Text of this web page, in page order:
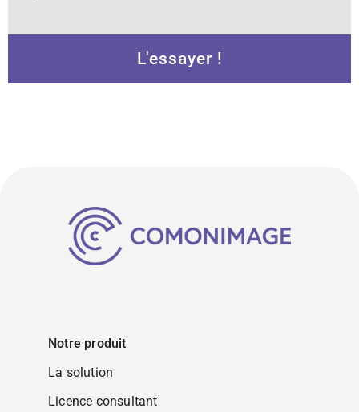
L'essayer !
Notre produit
La solution
Licence consultant